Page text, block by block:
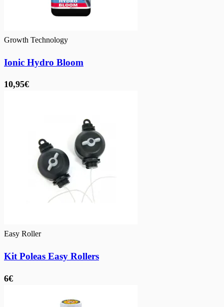
Growth Technology
Ionic Hydro Bloom
10,95€
Easy Roller
Kit Poleas Easy Rollers
6€